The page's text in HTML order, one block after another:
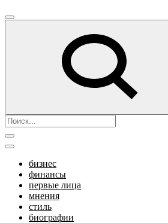
бизнес
финансы
первые лица
мнения
стиль
биографии